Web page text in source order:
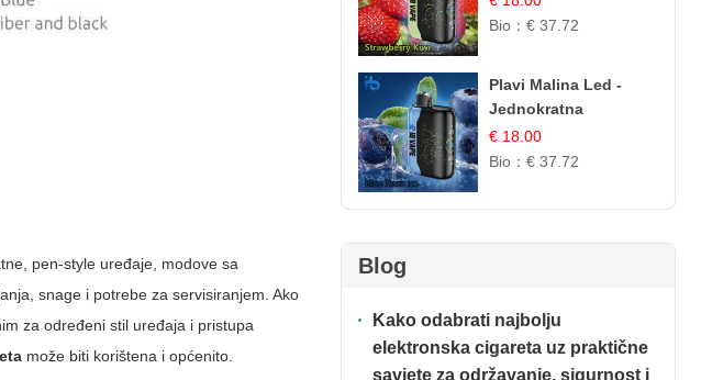
pen-style uređaje, modove sa
snage i potrebe za servisiranjem. Ako
za određeni stil uređaja i pristupa
može biti korištena i općenito.
Voćna Mješavina
Bio： € 37.72
Plavi Malina Led -
Jednokratna
elektronske cigarete s
35.000 šlukova |
€ 18.00
Bio： € 37.72
Blog
Kako odabrati najbolju
elektronska cigareta uz praktične
savjete za održavanje, sigurnost i